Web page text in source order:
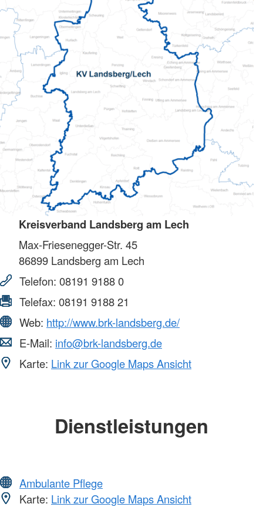
Kreisverband Landsberg am Lech
Max-Friesenegger-Str. 45
86899 Landsberg am Lech
Telefon: 08191 9188 0
Telefax: 08191 9188 21
Web: http://www.brk-landsberg.de/
E-Mail: info@brk-landsberg.de
Karte: Link zur Google Maps Ansicht
Dienstleistungen
Ambulante Pflege
Karte: Link zur Google Maps Ansicht